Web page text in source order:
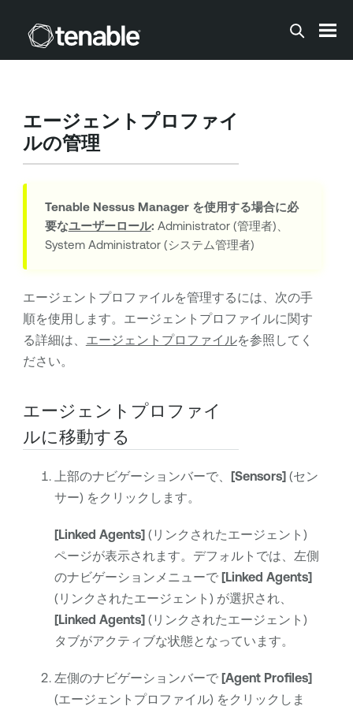
メインコンテンツに移動する
エージェントプロファイ
ルの管理
Tenable Nessus Managerを使用する場合に必
要なユーザーロール: Administrator (管理者)、
System Administrator (システム管理者)
エージェントプロファイルを管理するには、次の手
順を使用します。エージェントプロファイルに関す
る詳細は、 エージェントプロファイルを参照してく
ださい。
エージェントプロファイ
ルに移動する
上部のナビゲーションバーで、 [Sensors] (セン
サー) をクリックします。
[Linked Agents] (リンクされたエージェント)
ページが表示されます。デフォルトでは、左側
のナビゲーションメニューで [Linked Agents]
(リンクされたエージェント) が選択され、
[Linked Agents] (リンクされたエージェント)
タブがアクティブな状態となっています。
左側のナビゲーションバーで [Agent Profiles]
(エージェントプロファイル) をクリックしま